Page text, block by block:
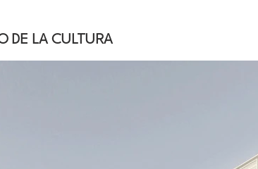
DE LA CULTURA